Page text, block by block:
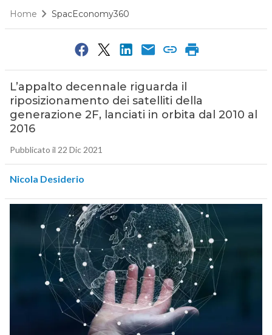
Home SpacEconomy360
L’appalto decennale riguarda il
riposizionamento dei satelliti della
generazione 2F, lanciati in orbita dal 2010 al
2016
Pubblicato il 22 Dic 2021
Nicola Desiderio